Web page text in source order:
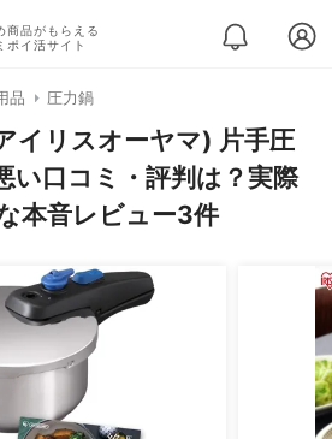
商品がもらえる
ポイ活サイト
品 圧力鍋
イリスオーヤマ) 片手圧
い口コミ・評判は？実際
本音レビュー3件